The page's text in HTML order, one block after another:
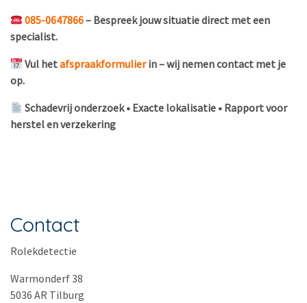
085-0647866– Bespreek jouw situatie direct met een
specialist.
Vul hetafspraakformulierin – wij nemen contact met je
op.
Schadevrij onderzoek • Exacte lokalisatie • Rapport voor
herstel en verzekering
Contact
Rolekdetectie
Warmonderf 38
5036 AR Tilburg